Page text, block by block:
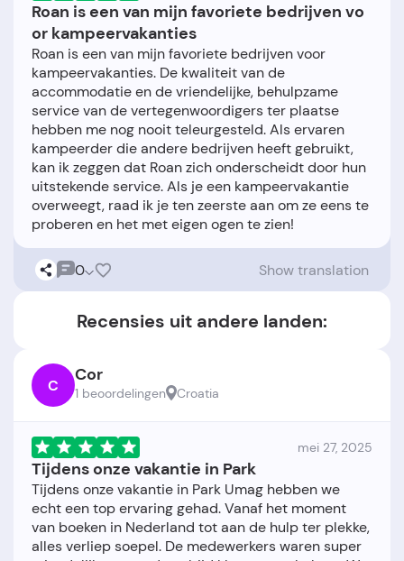
Roan is een van mijn favoriete bedrijven vo
or kampeervakanties
Roan is een van mijn favoriete bedrijven voor
kampeervakanties. De kwaliteit van de
accommodatie en de vriendelijke, behulpzame
service van de vertegenwoordigers ter plaatse
hebben me nog nooit teleurgesteld. Als ervaren
kampeerder die andere bedrijven heeft gebruikt,
kan ik zeggen dat Roan zich onderscheidt door hun
uitstekende service. Als je een kampeervakantie
overweegt, raad ik je ten zeerste aan om ze eens te
0 Show translation
Recensies uit andere landen:
C Cor
1 beoordelingen Croatia
mei 27, 2025
Tijdens onze vakantie in Park
Tijdens onze vakantie in Park Umag hebben we
echt een top ervaring gehad. Vanaf het moment
van boeken in Nederland tot aan de hulp ter plekke,
alles verliep soepel. De medewerkers waren super